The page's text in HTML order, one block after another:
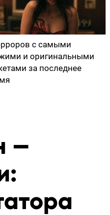
с самыми
и оригинальными
за последнее
—